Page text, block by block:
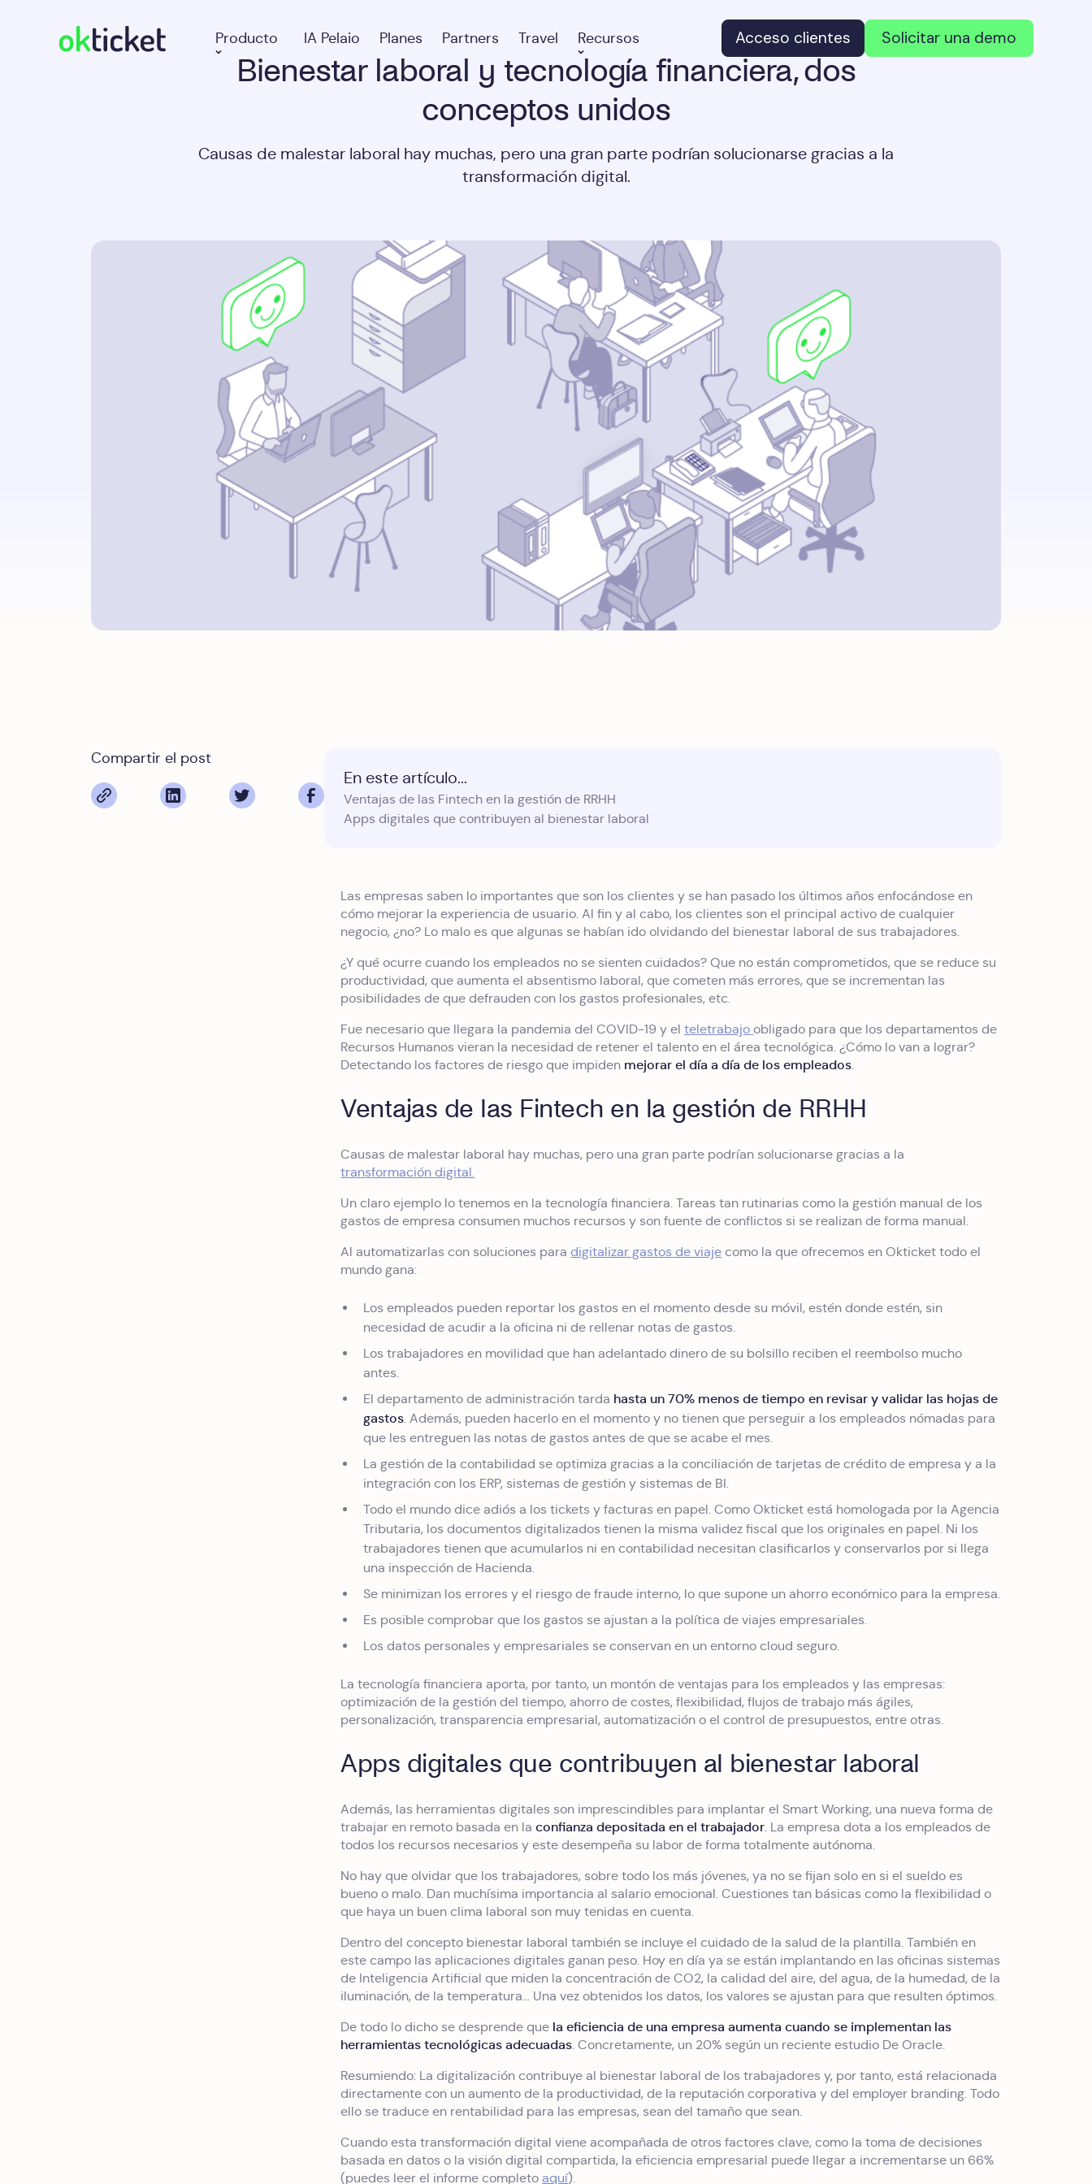
Producto IA Pelaio Planes Partners Travel Recursos Acceso clientes Solicitar una demo
Bienestar laboral y tecnología financiera, dos
conceptos unidos
Causas de malestar laboral hay muchas, pero una gran parte podrían solucionarse gracias a la
transformación digital.
Compartir el post
En este artículo...
Ventajas de las Fintech en la gestión de RRHH
Apps digitales que contribuyen al bienestar laboral
Las empresas saben lo importantes que son los clientes y se han pasado los últimos años enfocándose en
cómo mejorar la experiencia de usuario. Al fin y al cabo, los clientes son el principal activo de cualquier
negocio, ¿no? Lo malo es que algunas se habían ido olvidando del bienestar laboral de sus trabajadores.
¿Y qué ocurre cuando los empleados no se sienten cuidados? Que no están comprometidos, que se reduce su
productividad, que aumenta el absentismo laboral, que cometen más errores, que se incrementan las
posibilidades de que defrauden con los gastos profesionales, etc.
Fue necesario que llegara la pandemia del COVID-19 y elteletrabajoobligado para que los departamentos de
Recursos Humanos vieran la necesidad de retener el talento en el área tecnológica. ¿Cómo lo van a lograr?
Detectando los factores de riesgo que impiden mejorar el día a día de los empleados.
Ventajas de las Fintech en la gestión de RRHH
Causas de malestar laboral hay muchas, pero una gran parte podrían solucionarse gracias a la
transformación digital.
Un claro ejemplo lo tenemos en la tecnología financiera. Tareas tan rutinarias como la gestión manual de los
gastos de empresa consumen muchos recursos y son fuente de conflictos si se realizan de forma manual.
Al automatizarlas con soluciones paradigitalizar gastos de viaje como la que ofrecemos en Okticket todo el
mundo gana:
Los empleados pueden reportar los gastos en el momento desde su móvil, estén donde estén, sin
necesidad de acudir a la oficina ni de rellenar notas de gastos.
Los trabajadores en movilidad que han adelantado dinero de su bolsillo reciben el reembolso mucho
antes.
El departamento de administración tarda hasta un 70% menos de tiempo en revisar y validar las hojas de
gastos. Además, pueden hacerlo en el momento y no tienen que perseguir a los empleados nómadas para
que les entreguen las notas de gastos antes de que se acabe el mes.
La gestión de la contabilidad se optimiza gracias a la conciliación de tarjetas de crédito de empresa y a la
integración con los ERP, sistemas de gestión y sistemas de BI.
Todo el mundo dice adiós a los tickets y facturas en papel. Como Okticket está homologada por la Agencia
Tributaria, los documentos digitalizados tienen la misma validez fiscal que los originales en papel. Ni los
trabajadores tienen que acumularlos ni en contabilidad necesitan clasificarlos y conservarlos por si llega
una inspección de Hacienda.
Se minimizan los errores y el riesgo de fraude interno, lo que supone un ahorro económico para la empresa.
Es posible comprobar que los gastos se ajustan a la política de viajes empresariales.
Los datos personales y empresariales se conservan en un entorno cloud seguro.
La tecnología financiera aporta, por tanto, un montón de ventajas para los empleados y las empresas:
optimización de la gestión del tiempo, ahorro de costes, flexibilidad, flujos de trabajo más ágiles,
personalización, transparencia empresarial, automatización o el control de presupuestos, entre otras.
Apps digitales que contribuyen al bienestar laboral
Además, las herramientas digitales son imprescindibles para implantar el Smart Working, una nueva forma de
trabajar en remoto basada en laconfianza depositada en el trabajador. La empresa dota a los empleados de
todos los recursos necesarios y este desempeña su labor de forma totalmente autónoma.
No hay que olvidar que los trabajadores, sobre todo los más jóvenes, ya no se fijan solo en si el sueldo es
bueno o malo. Dan muchísima importancia al salario emocional. Cuestiones tan básicas como la flexibilidad o
que haya un buen clima laboral son muy tenidas en cuenta.
Dentro del concepto bienestar laboral también se incluye el cuidado de la salud de la plantilla. También en
este campo las aplicaciones digitales ganan peso. Hoy en día ya se están implantando en las oficinas sistemas
de Inteligencia Artificial que miden la concentración de CO2, la calidad del aire, del agua, de la humedad, de la
iluminación, de la temperatura… Una vez obtenidos los datos, los valores se ajustan para que resulten óptimos.
De todo lo dicho se desprende que la eficiencia de una empresa aumenta cuando se implementan las
herramientas tecnológicas adecuadas. Concretamente, un 20% según un reciente estudio De Oracle.
Resumiendo: La digitalización contribuye al bienestar laboral de los trabajadores y, por tanto, está relacionada
directamente con un aumento de la productividad, de la reputación corporativa y del employer branding. Todo
ello se traduce en rentabilidad para las empresas, sean del tamaño que sean.
Cuando esta transformación digital viene acompañada de otros factores clave, como la toma de decisiones
basada en datos o la visión digital compartida, la eficiencia empresarial puede llegar a incrementarse un 66%
(puedes leer el informe completo aquí).